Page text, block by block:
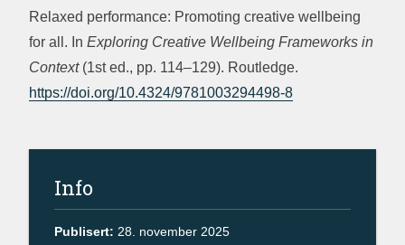
Relaxed performance: Promoting creative wellbeing
for all. In Exploring Creative Wellbeing Frameworks in
Context(1st ed., pp. 114–129). Routledge.
https://doi.org/10.4324/9781003294498-8
Info
Publisert: 28. november 2025